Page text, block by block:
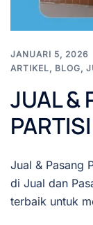
JANUARI 5, 2026
ARTIKEL, BLOG,
JUAL &
Jual & Pasang
di Jual dan
terbaik untuk